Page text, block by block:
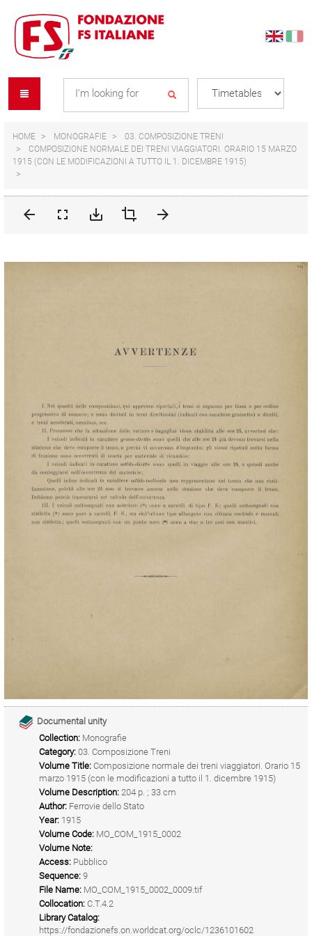
content
navigation
menu
HOME MONOGRAFIE
03. COMPOSIZIONE TRENI
COMPOSIZIONE NORMALE DEI TRENI VIAGGIATORI. ORARIO 15 MARZO
1915 (CON LE MODIFICAZIONI A TUTTO IL 1. DICEMBRE 1915)
Documental unity
Collection: Monografie
Category: 03. Composizione Treni
Volume Title: Composizione normale dei treni viaggiatori. Orario 15
marzo 1915 (con le modificazioni a tutto il 1. dicembre 1915)
Volume Description: 204 p. ; 33 cm
Author: Ferrovie dello Stato
Year: 1915
Volume Code: MO_COM_1915_0002
Volume Note:
Access: Pubblico
Sequence: 9
File Name: MO_COM_1915_0002_0009.tif
Collocation: C.T.4.2
Library Catalog:
https://fondazionefs.on.worldcat.org/oclc/1236101602